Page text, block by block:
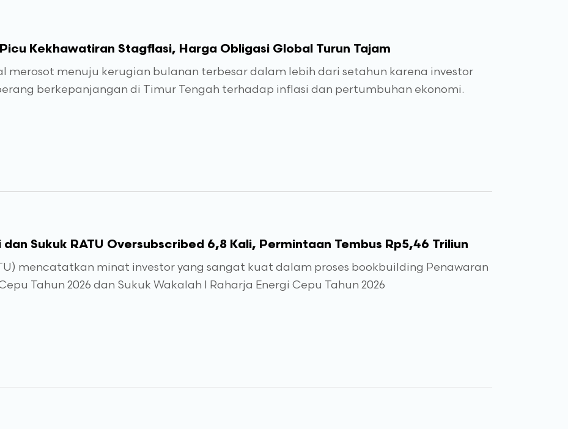
Kekhawatiran Stagflasi, Harga Obligasi Global Turun Tajam
merosot menuju kerugian bulanan terbesar dalam lebih dari setahun karena investor
berkepanjangan di Timur Tengah terhadap inflasi dan pertumbuhan ekonomi.
Sukuk RATU Oversubscribed 6,8 Kali, Permintaan Tembus Rp5,46 Triliun
mencatatkan minat investor yang sangat kuat dalam proses bookbuilding Penawaran
Tahun 2026 dan Sukuk Wakalah I Raharja Energi Cepu Tahun 2026